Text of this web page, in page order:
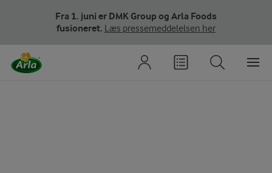
Fra 1. juni er DMK Group og Arla Foods
fusioneret. Læs pressemeddelelsen her